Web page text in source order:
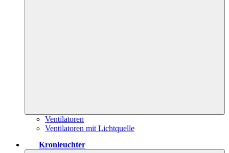
Ventilatoren
Ventilatoren mit Lichtquelle
Kronleuchter